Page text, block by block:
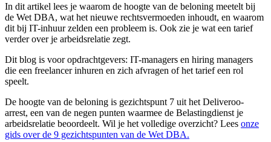
In dit artikel lees je waarom de hoogte van de beloning meetelt bij
de Wet DBA, wat het nieuwe rechtsvermoeden inhoudt, en waarom
dit bij IT-inhuur zelden een probleem is. Ook zie je wat een tarief
verder over je arbeidsrelatie zegt.
Dit blog is voor opdrachtgevers: IT-managers en hiring managers
die een freelancer inhuren en zich afvragen of het tarief een rol
speelt.
De hoogte van de beloning is gezichtspunt 7 uit het Deliveroo-
arrest, een van de negen punten waarmee de Belastingdienst je
arbeidsrelatie beoordeelt. Wil je het volledige overzicht? Lees onze
gids over de 9 gezichtspunten van de Wet DBA.